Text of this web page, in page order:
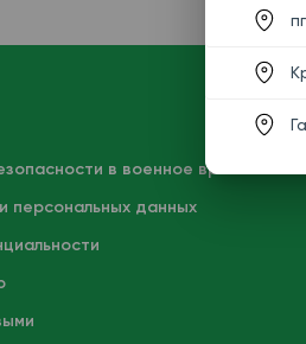
в военное время
персональных данных